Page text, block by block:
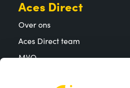
Aces Direct
Over ons
Aces Direct team
MVO